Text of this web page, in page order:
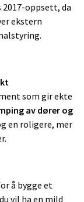
oppsett, da
ekstern
som gir ekte
av dører og
en roligere, mer
å bygge et
vil ha en mild